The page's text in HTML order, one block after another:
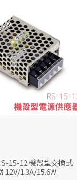
電源供應器 12V/1.3A/15.6W